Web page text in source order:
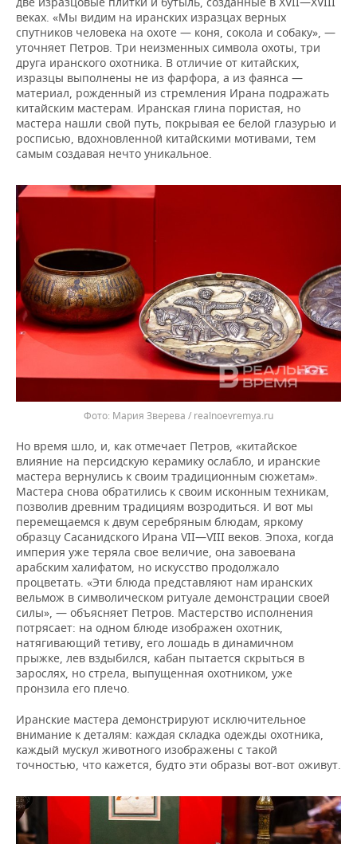
веках. «Мы видим на иранских изразцах верных
спутников человека на охоте — коня, сокола и собаку», —
уточняет Петров. Три неизменных символа охоты, три
друга иранского охотника. В отличие от китайских,
изразцы выполнены не из фарфора, а из фаянса —
материал, рожденный из стремления Ирана подражать
китайским мастерам. Иранская глина пористая, но
мастера нашли свой путь, покрывая ее белой глазурью и
росписью, вдохновленной китайскими мотивами, тем
самым создавая нечто уникальное.
Мария Зверева / realnoevremya.ru
Но время шло, и, как отмечает Петров, «китайское
влияние на персидскую керамику ослабло, и иранские
мастера вернулись к своим традиционным сюжетам».
Мастера снова обратились к своим исконным техникам,
позволив древним традициям возродиться. И вот мы
перемещаемся к двум серебряным блюдам, яркому
образцу Сасанидского Ирана VII—VIII веков. Эпоха, когда
империя уже теряла свое величие, она завоевана
арабским халифатом, но искусство продолжало
процветать. «Эти блюда представляют нам иранских
вельмож в символическом ритуале демонстрации своей
силы», — объясняет Петров. Мастерство исполнения
потрясает: на одном блюде изображен охотник,
натягивающий тетиву, его лошадь в динамичном
прыжке, лев вздыбился, кабан пытается скрыться в
зарослях, но стрела, выпущенная охотником, уже
пронзила его плечо.
Иранские мастера демонстрируют исключительное
внимание к деталям: каждая складка одежды охотника,
каждый мускул животного изображены с такой
точностью, что кажется, будто эти образы вот-вот оживут.